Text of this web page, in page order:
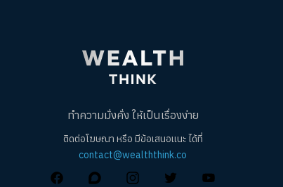
ทำความมั่งคั่ง ให้เป็นเรื่องง่าย
ติดต่อโฆษณา หรือ มีข้อเสนอแนะ ได้ที่
contact@wealththink.co